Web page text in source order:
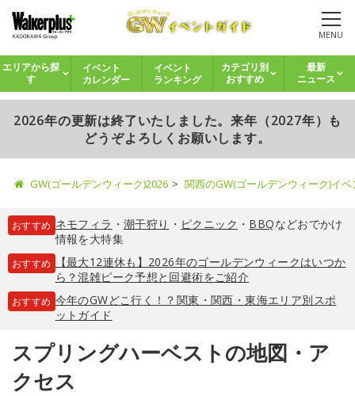
MENU
エリアから探
す
イベント
カレンダー
イベント
ランキング
カテゴリ別
おすすめ
最新
ニュース
2026年の更新は終了いたしました。来年（2027年）も
どうぞよろしくお願いします。
GW(ゴールデンウィーク)2026 関西のGW(ゴールデンウィーク)イ
おすすめ ネモフィラ ・ 潮干狩り ・ ピクニック ・ BBQなどおでかけ
情報を大特集
おすすめ
【最大12連休も】2026年のゴールデンウィークはいつか
ら？混雑ピーク予想と回避術をご紹介
おすすめ 今年のGWどこ行く！？関東・関西・東海エリア別スポ
ットガイド
スプリングハーベストの地図・ア
クセス